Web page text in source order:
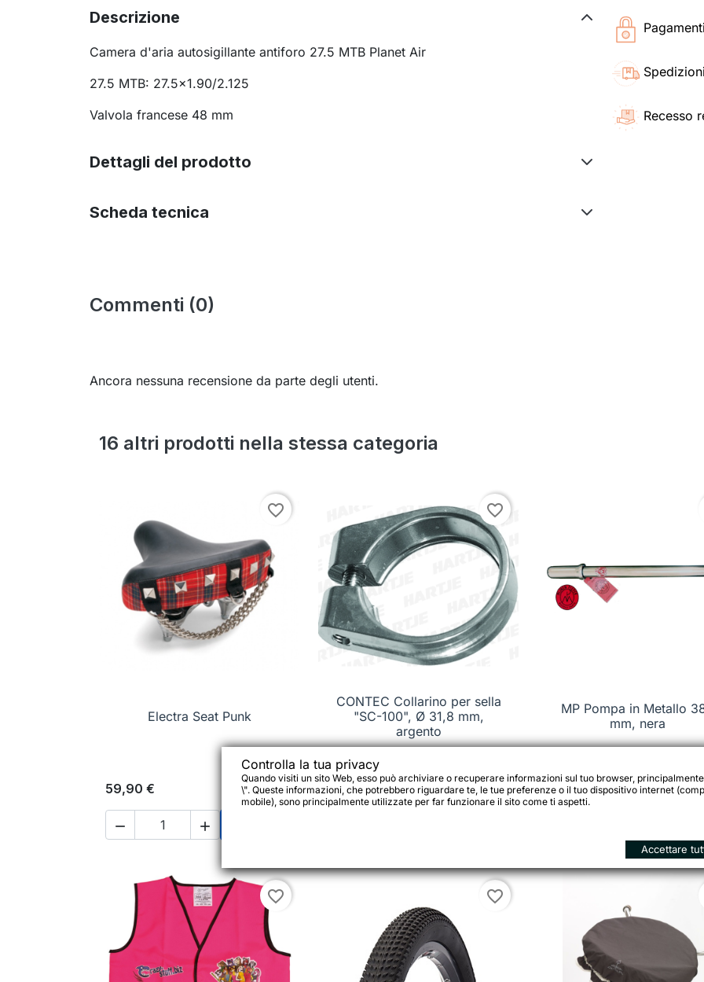
Recesso
Descrizione
Camera d'aria autosigillante antiforo 27.5 MTB Planet Air
27.5 MTB: 27.5x1.90/2.125
Valvola francese 48 mm
Dettagli del prodotto
Scheda tecnica
Commenti (0)
Ancora nessuna recensione da parte degli utenti.
16 altri prodotti nella stessa categoria
favorite_border
 Anteprima
Electra Seat Punk
59,90 €
 
favorite_border
 Anteprima
CONTEC Collarino per sella
"SC-100", Ø 31,8 mm,
argento
5,95 €
 Anteprima
MP Pompa in Metallo
mm, nera
9,00 €
favorite_border favorite_border
Controlla la tua privacy
Quando visiti un sito Web, esso può archiviare o recuperare informazioni sul tuo browser,
\". Queste informazioni, che potrebbero riguardare te, le tue preferenze o il tuo dispositivo internet
mobile), sono principalmente utilizzate per far funzionare il sito come ti aspetti.
Accettare